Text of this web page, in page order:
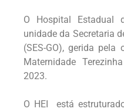
O Hospital Estadual
unidade da Secretaria
(SES-GO), gerida
Maternidade
2023.
O HEI está